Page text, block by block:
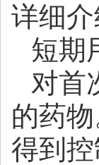
详细介
短期
对首
的药
得到